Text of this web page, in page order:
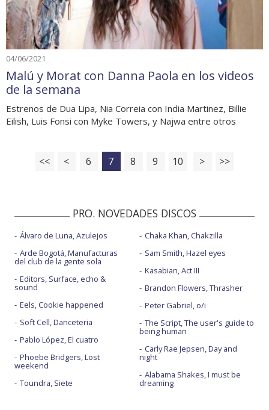
04/06/2021
Malú y Morat con Danna Paola en los videos
de la semana
Estrenos de Dua Lipa, Nia Correia con India Martinez, Billie
Eilish, Luis Fonsi con Myke Towers, y Najwa entre otros
<< < 6 7 8 9 10 > >>
PRO. NOVEDADES DISCOS
Álvaro de Luna, Azulejos
Arde Bogotá, Manufacturas
del club de la gente sola
Editors, Surface, echo &
sound
Eels, Cookie happened
Soft Cell, Danceteria
Pablo López, El cuatro
Phoebe Bridgers, Lost
weekend
Toundra, Siete
Chaka Khan, Chakzilla
Sam Smith, Hazel eyes
Kasabian, Act III
Brandon Flowers, Thrasher
Peter Gabriel, o/i
The Script, The user's guide to
being human
Carly Rae Jepsen, Day and
night
Alabama Shakes, I must be
dreaming